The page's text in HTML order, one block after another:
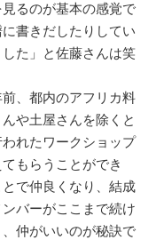
るのが基本の感覚で
書きだしたりしてい
た」と佐藤さんは笑
、都内のアフリカ料
や土屋さんを除くと
れたワークショップ
もらうことができ
で仲良くなり、結成
バーがここまで続け
仲がいいのが秘訣で